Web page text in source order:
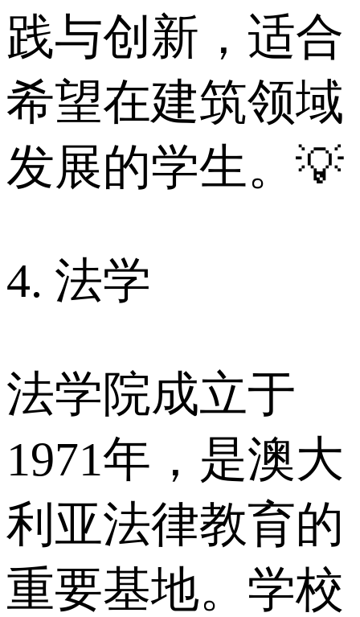
践与创新，适合
希望在建筑领域
发展的学生。💡
4. 法学
法学院成立于
1971年，是澳大
利亚法律教育的
重要基地。学校